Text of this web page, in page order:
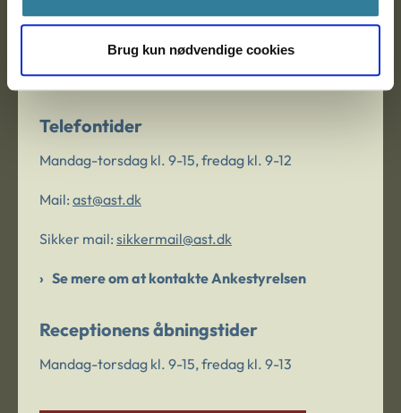
Brug kun nødvendige cookies
Telefon:33 41 12 00
Telefontider
Mandag-torsdag kl. 9-15, fredag kl. 9-12
Mail: ast@ast.dk
Sikker mail: sikkermail@ast.dk
Se mere om at kontakte Ankestyrelsen
Receptionens åbningstider
Mandag-torsdag kl. 9-15, fredag kl. 9-13